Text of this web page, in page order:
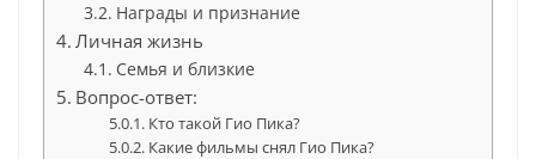
Награды и признание
Личная жизнь
Семья и близкие
Вопрос-ответ:
Кто такой Гио Пика?
Какие фильмы снял Гио Пика?